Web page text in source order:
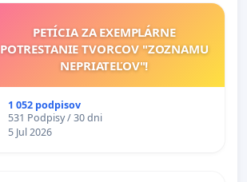
PETÍCIA ZA EXEMPLÁRNE
POTRESTANIE TVORCOV "ZOZNAMU
NEPRIATEĽOV"!
1 052 podpisov
531 Podpisy / 30 dni
5 Jul 2026